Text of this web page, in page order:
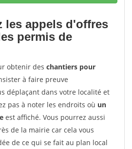
les appels d'offres
permis de
obtenir des chantiers pour
à faire preuve
déplaçant dans votre localité et
pas à noter les endroits où un
est affiché. Vous pourrez aussi
de la mairie car cela vous
de ce qui se fait au plan local